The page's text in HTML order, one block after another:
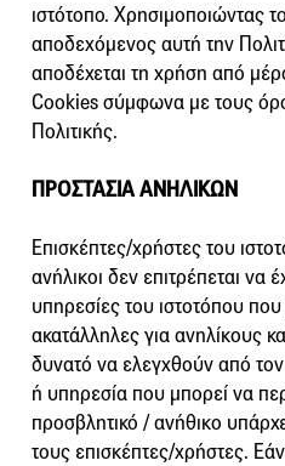
ιστότοπο. Χρησιμοποιώντας
αποδεχόμενος αυτή την
αποδέχεται τη χρήση από
Cookies σύμφωνα με τους
Πολιτικής.
ΠΡΟΣΤΑΣΙΑ ΑΝΗΛΙΚΩΝ
Επισκέπτες/χρήστες του
ανήλικοι δεν επιτρέπεται να
υπηρεσίες του ιστοτόπου
ακατάλληλες για ανηλίκους
δυνατό να ελεγχθούν από
ή υπηρεσία που μπορεί να
προσβλητικό / ανήθικο
τους επισκέπτες/χρήστες.